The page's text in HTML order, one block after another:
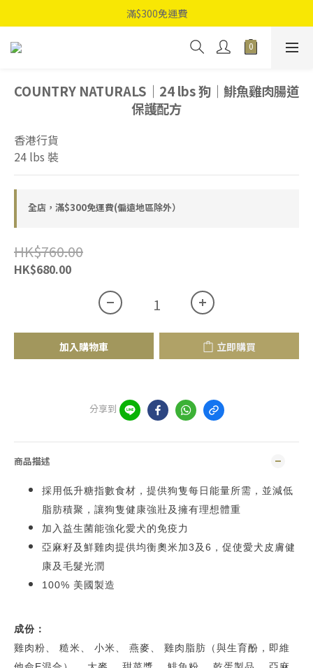
滿$300免運費
COUNTRY NATURALS｜24 lbs 狗｜鯡魚雞肉腸道
保護配方
香港行貨
24 lbs 裝
全店，滿$300免運費(偏遠地區除外）
HK$760.00
HK$680.00
加入購物車 立即購買
分享到
商品描述
採用低升糖指數食材，提供狗隻每日能量所需，並減低
脂肪積聚，讓狗隻健康強壯及擁有理想體重
加入益生菌能強化愛犬的免疫力
亞麻籽及鮮雞肉提供均衡奧米加3及6，促使愛犬皮膚健
康及毛髮光潤
100% 美國製造
成份：
雞肉粉、 糙米、 小米、 燕麥、 雞肉脂肪（與生育酚，即維